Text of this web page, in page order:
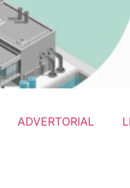
ADVERTORIAL